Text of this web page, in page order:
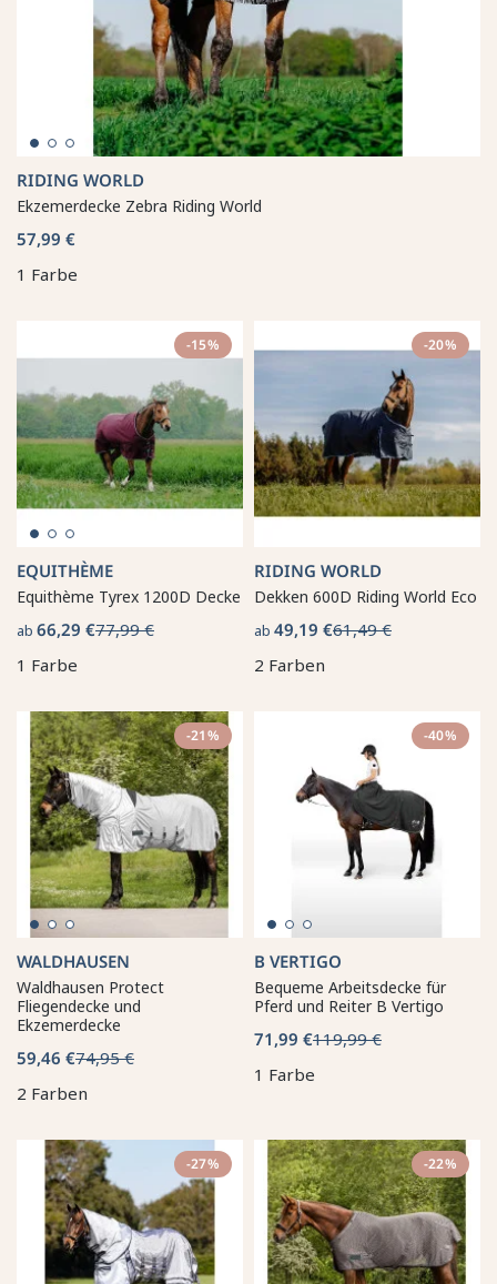
RIDING WORLD
Ekzemerdecke Zebra Riding World
57,99 €
1 Farbe
-15%
EQUITHÈME
Equithème Tyrex 1200D Decke
ab 66,29 €77,99 €
1 Farbe
-20%
RIDING WORLD
Dekken 600D Riding World Eco
ab 49,19 €61,49 €
2 Farben
-21%
WALDHAUSEN
Waldhausen Protect
Fliegendecke und
Ekzemerdecke
59,46 €74,95 €
2 Farben
-40%
B VERTIGO
Bequeme Arbeitsdecke für
Pferd und Reiter B Vertigo
71,99 €119,99 €
1 Farbe
-27% -22%